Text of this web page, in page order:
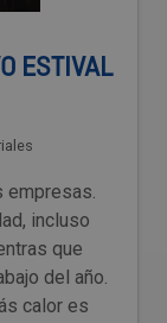
ESTIVAL
empresas.
incluso
que
del año.
calor es